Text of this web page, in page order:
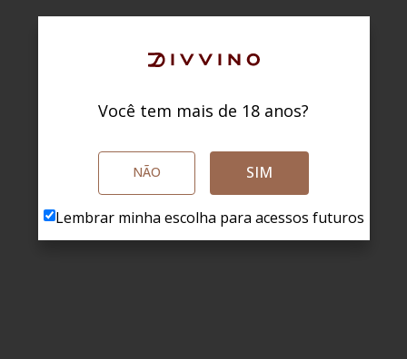
Você tem mais de 18 anos?
NÃO SIM
Lembrar minha escolha para acessos futuros